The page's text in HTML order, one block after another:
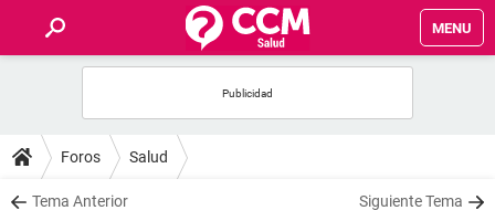
MENU
FOROS
SALUD
Foros Salud
Tema Anterior Siguiente Tema